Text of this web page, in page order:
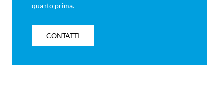
quanto prima.
CONTATTI